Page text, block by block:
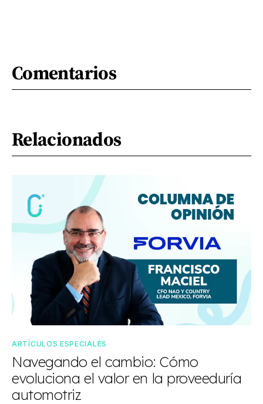
Comentarios
Relacionados
ARTÍCULOS ESPECIALES
Navegando el cambio: Cómo
evoluciona el valor en la proveeduría
automotriz